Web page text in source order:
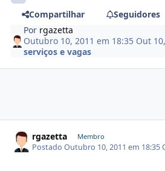
Compartilhar
Seguidores
Por rgazetta
Outubro 10, 2011 em 18:35 Out
serviços e vagas
rgazetta Membro
PostadoOutubro 10, 2011 em 18:35